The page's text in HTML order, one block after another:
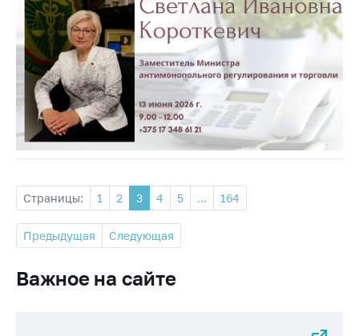
Страницы: 1 2 3 4 5 ... 164
Предыдущая Следующая
Важное на сайте